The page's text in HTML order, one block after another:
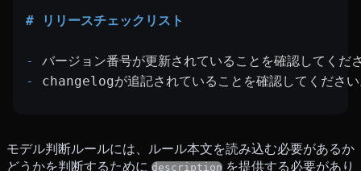
# リリースチェックリスト
-
バージョン番号が更新されていることを確認してくだ
-
changelogが追記されていることを確認してくださ
モデル判断ルールには、ルール本文を読み込む必要があるか
どうかを判断するために description を提供する必要があり